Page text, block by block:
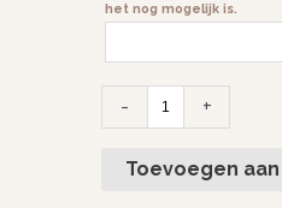
het nog mogelijk is.
- +
Toevoegen